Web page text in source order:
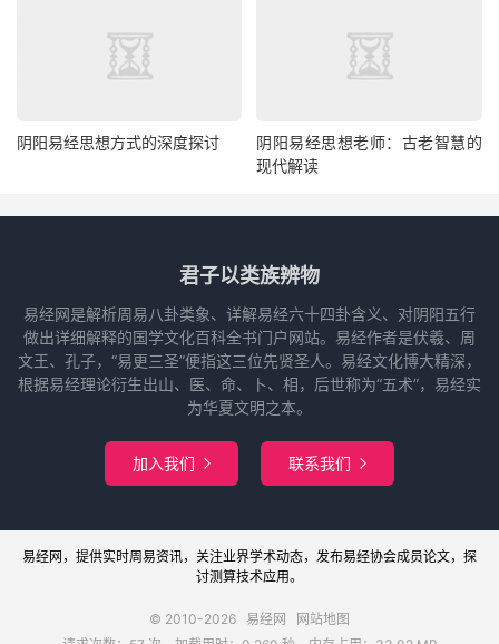
阴阳易经思想方式的深度探讨
阴阳易经思想老师：古老智慧的
现代解读
君子以类族辨物
易经网是解析周易八卦类象、详解易经六十四卦含义、对阴阳五行
做出详细解释的国学文化百科全书门户网站。易经作者是伏羲、周
文王、孔子，“易更三圣”便指这三位先贤圣人。易经文化博大精深，
根据易经理论衍生出山、医、命、卜、相，后世称为“五术”，易经实
为华夏文明之本。
加入我们  联系我们 
易经网 ，提供实时周易资讯，关注业界学术动态，发布易经协会成员论文，探
讨测算技术应用。
© 2010-2026 易经网
网站地图